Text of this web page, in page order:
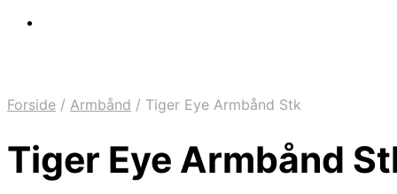
Forside / Armbånd / Tiger Eye Armbånd Stk
Tiger Eye Armbånd